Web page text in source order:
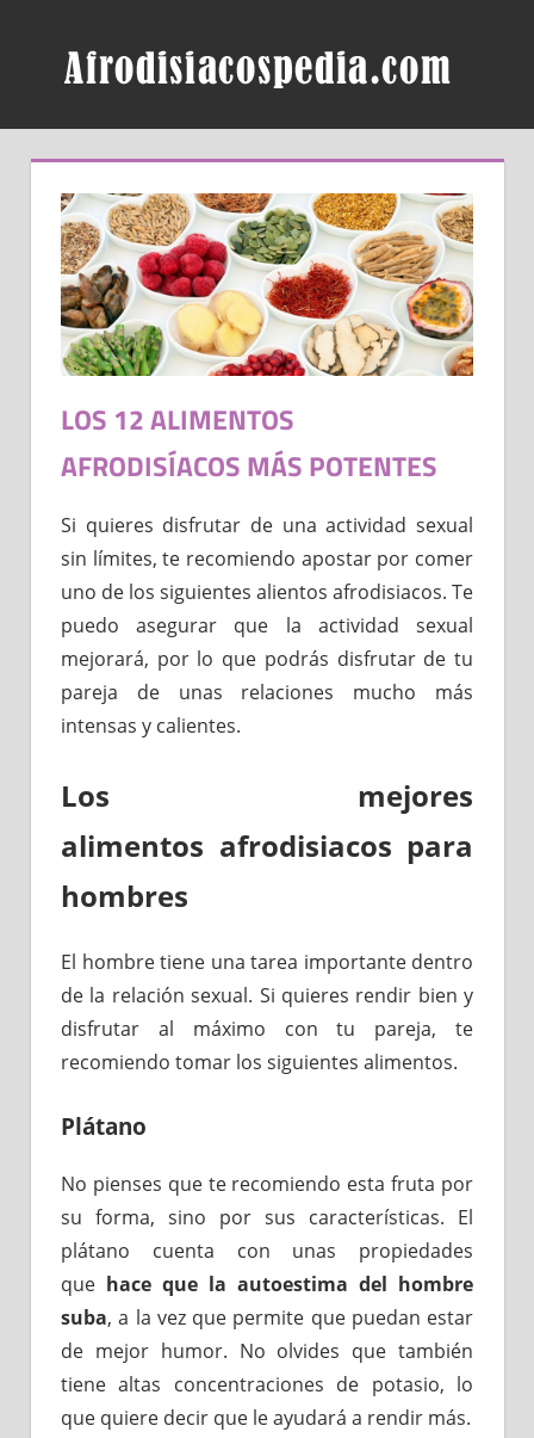
content
LOS 12 ALIMENTOS
AFRODISÍACOS MÁS POTENTES
Si quieres disfrutar de una actividad sexual
sin límites, te recomiendo apostar por comer
uno de los siguientes alientos afrodisiacos. Te
puedo asegurar que la actividad sexual
mejorará, por lo que podrás disfrutar de tu
pareja de unas relaciones mucho más
intensas y calientes.
Los mejores
alimentos afrodisiacos para
hombres
El hombre tiene una tarea importante dentro
de la relación sexual. Si quieres rendir bien y
disfrutar al máximo con tu pareja, te
recomiendo tomar los siguientes alimentos.
Plátano
No pienses que te recomiendo esta fruta por
su forma, sino por sus características. El
plátano cuenta con unas propiedades
que hace que la autoestima del hombre
suba, a la vez que permite que puedan estar
de mejor humor. No olvides que también
tiene altas concentraciones de potasio, lo
que quiere decir que le ayudará a rendir más.